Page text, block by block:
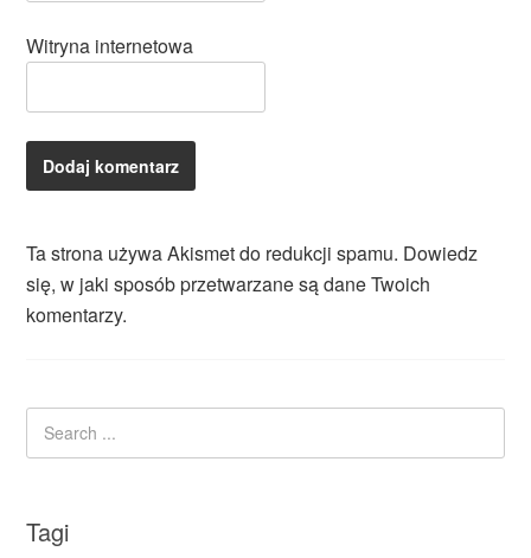
Witryna internetowa
Ta strona używa Akismet do redukcji spamu. Dowiedz
się, w jaki sposób przetwarzane są dane Twoich
komentarzy.
Tagi